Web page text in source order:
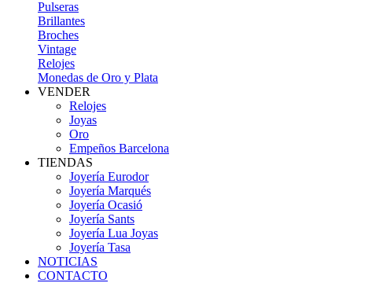
Pulseras
Brillantes
Broches
Vintage
Relojes
Monedas de Oro y Plata
VENDER
Relojes
Joyas
Oro
Empeños Barcelona
TIENDAS
Joyería Eurodor
Joyería Marqués
Joyería Ocasió
Joyería Sants
Joyería Lua Joyas
Joyería Tasa
NOTICIAS
CONTACTO